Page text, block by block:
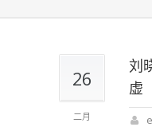
26
二月
刘
虚